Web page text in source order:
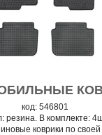
код: 546801
резина. В комплекте:
коврики по